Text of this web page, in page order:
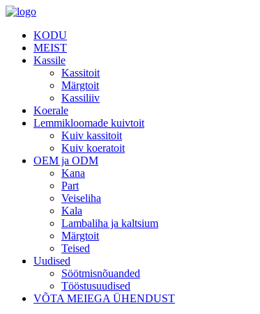
KODU
MEIST
Kassile
Kassitoit
Märgtoit
Kassiliiv
Koerale
Lemmikloomade kuivtoit
Kuiv kassitoit
Kuiv koeratoit
OEM ja ODM
Kana
Part
Veiseliha
Kala
Lambaliha ja kaltsium
Märgtoit
Teised
Uudised
Söötmisnõuanded
Tööstusuudised
VÕTA MEIEGA ÜHENDUST